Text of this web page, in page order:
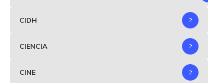
CIDH 2
CIENCIA 2
CINE 2